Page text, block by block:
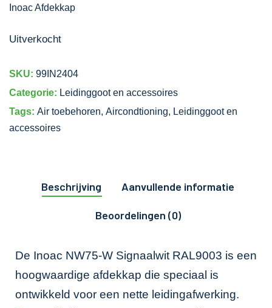
Inoac Afdekkap
Uitverkocht
SKU: 99IN2404
Categorie: Leidinggoot en accessoires
Tags: Air toebehoren, Aircondtioning, Leidinggoot en
accessoires
Beschrijving Aanvullende informatie
Beoordelingen (0)
De Inoac NW75-W Signaalwit RAL9003 is een
hoogwaardige afdekkap die speciaal is
ontwikkeld voor een nette leidingafwerking.